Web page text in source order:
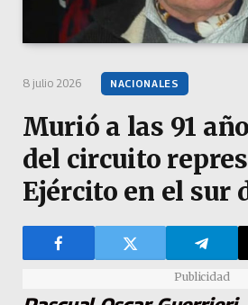
8 julio 2026 NACIONALES
Murió a las 91
del circuito
Ejército en el sur
Publicidad